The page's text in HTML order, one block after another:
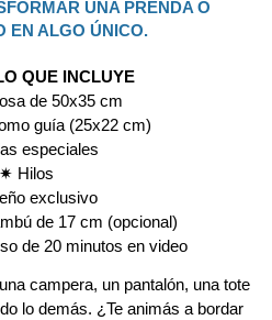
UNA PRENDA O
EN ALGO ÚNICO.
QUE INCLUYE
de 50x35 cm
guía (25x22 cm)
especiales
✷ Hilos
exclusivo
de 17 cm (opcional)
de 20 minutos en video
campera, un pantalón, una tote
lo demás. ¿Te animás a bordar